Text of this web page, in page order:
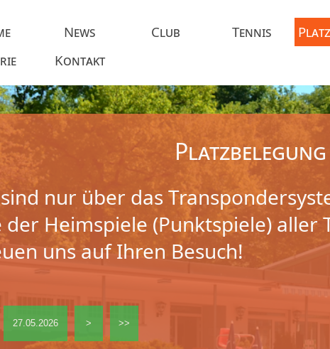
News Club Tennis
Kontakt
Platzbelegung
nur über das
der Heimspiele (Punktspiele) aller
uns auf Ihren Besuch!